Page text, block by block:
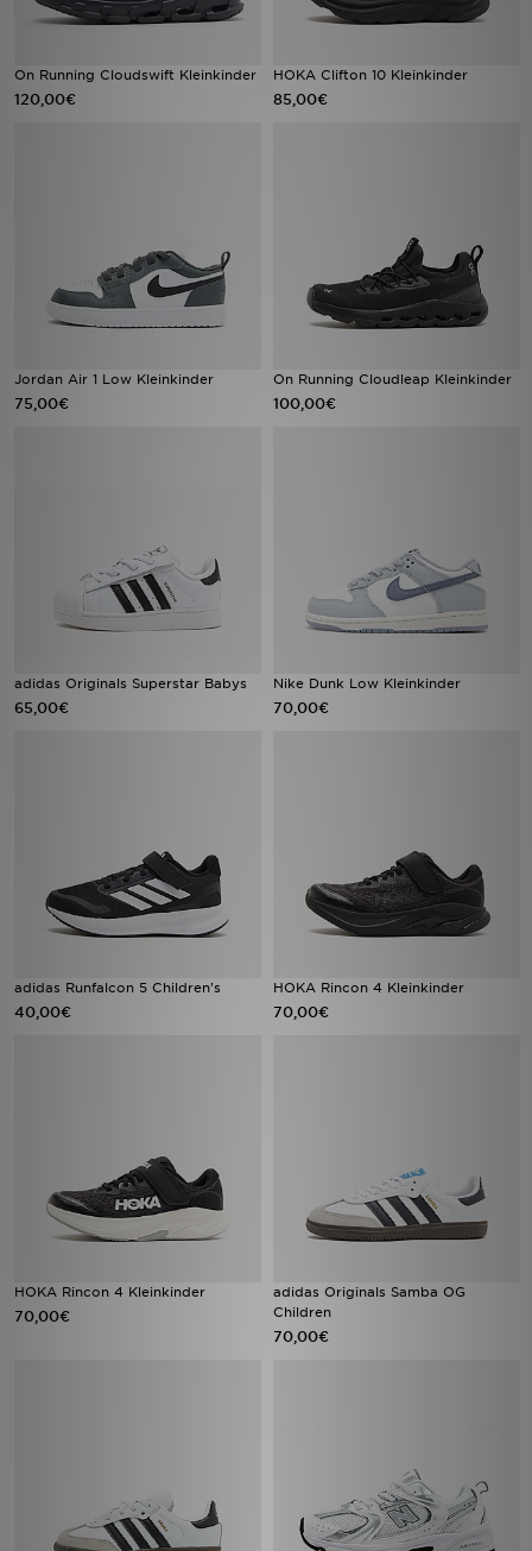
On Running Cloudswift Kleinkinder
120,00€
HOKA Clifton 10 Kleinkinder
85,00€
Jordan Air 1 Low Kleinkinder
75,00€
On Running Cloudleap Kleinkinder
100,00€
adidas Originals Superstar Babys
65,00€
Nike Dunk Low Kleinkinder
70,00€
adidas Runfalcon 5 Children's
40,00€
HOKA Rincon 4 Kleinkinder
70,00€
HOKA Rincon 4 Kleinkinder
70,00€
adidas Originals Samba OG
Children
70,00€